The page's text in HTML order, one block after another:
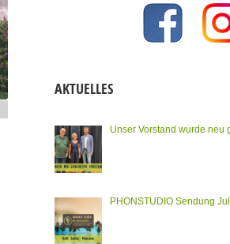
AKTUELLES
Unser Vorstand wurde neu
PHONSTUDIO Sendung